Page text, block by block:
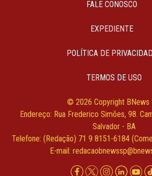
FALE CONOSCO
EXPEDIENTE
POLÍTICA DE
TERMOS DE USO
© 2026 Copyright BNews
Endereço: Rua Frederico Simões, 98.
Salvador - BA
Telefone: (Redação) 71 9 8151-6184
E-mail: